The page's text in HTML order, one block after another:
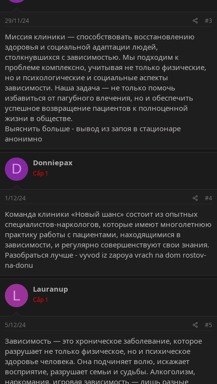
29/11/24 #3
Миссия клиники — способствовать восстановлению
здоровья и социальной адаптации людей,
столкнувшихся с зависимостью. Мы подходим к
проблеме комплексно, учитывая не только физические,
но и психологические и социальные аспекты
зависимости. Наша задача — не только помочь
избавиться от пагубного влечения, но и обеспечить
успешное возвращение пациентов к полноценной
жизни в обществе.
Выяснить больше - вывод из запоя в стационаре
анонимно
D Donniepax
Cấp 1
1/12/24 #4
Команда клиники «Новый шанс» состоит из опытных
специалистов-наркологов, которые имеют многолетнюю
практику работы с пациентами, находящимися в
зависимости, и регулярно совершенствуют свои знания.
Разобраться лучше - vyvod iz zapoya vrach na dom rostov-
na-donu
L Lauranup
Cấp 1
5/12/24 #5
Зависимость — это хроническое заболевание, которое
разрушает не только физическое, но и психическое
здоровье человека. Она подчиняет волю, искажает
восприятие, разрушает семьи и судьбы. Алкоголизм,
наркомания, игровая зависимость — лишь разные